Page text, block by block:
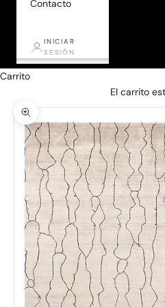
Contacto
INICIAR
SESIÓN
Carrito
El carrito
Zoom